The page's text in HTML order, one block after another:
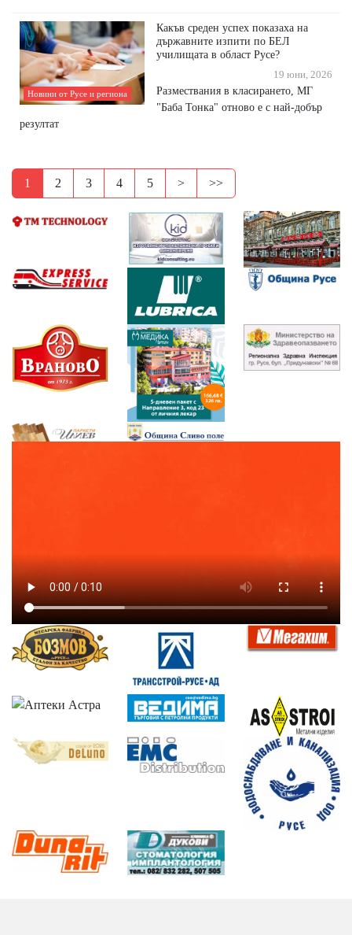
Новини от Русе и региона
Какъв среден успех показаха на
държавните изпити по БЕЛ
училищата в област Русе?
19 юни, 2026
Размествания в класирането, МГ
"Баба Тонка" отново е с най-добър
резултат
1 2 3 4 5 > >>